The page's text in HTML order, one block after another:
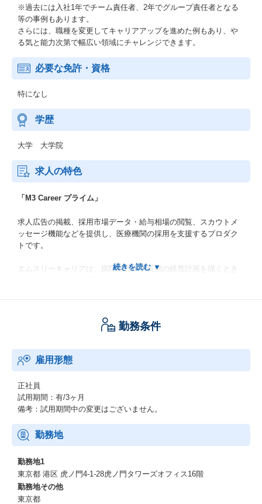
※過去には入社1年でチーム責任者、2年でグループ責任者となる
等の事例もあります。
さらには、職種を変更してキャリアアップを進めた例もあり、や
る気と能力次第で幅広い領域にチャレンジできます。
必要な免許・資格
特になし
学歴
大学 大学院
求人の特色
「M3 Career プライム」
求人広告の掲載、採用市場データ・給与相場の閲覧、スカウトメ
ッセージ機能などを提供し、医療機関の採用を支援するプロダク
トです。
エムスリーキャリアは、病院経営が中長期の経営計画を描くとき
を立てても絵に描いた餅となってしまいます。
わかり、現実的な採用計画がたてられ、
計画に基づいて採用の実行をすることで、病院が中長期的な経営
計画がたてられるように支援することです。
今後は採用面の機能改善に加え、本格的に組織改善やオンライン
診療の領域に進出し、支援の幅を広げていく予定です
w.talent-book.jp/m3career/stories/50375
勤務条件
雇用形態
正社員
試用期間：有/3ヶ月
備考：試用期間中の変更はございません。
勤務地
勤務地1
東京都 港区 虎ノ門4-1-28虎ノ門タワーズオフィス16階
勤務地その他
東京都